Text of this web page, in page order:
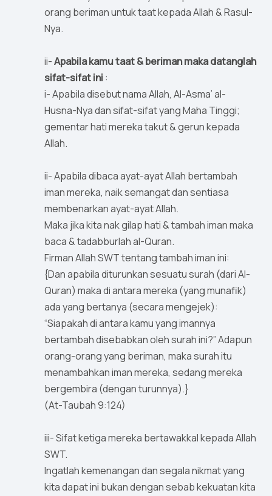
orang beriman untuk taat kepada Allah & Rasul-
Nya.
ii-Apabila kamu taat & beriman maka datanglah
sifat-sifat ini:
i- Apabila disebut nama Allah, Al-Asma’ al-
Husna-Nya dan sifat-sifat yang Maha Tinggi;
gementar hati mereka takut & gerun kepada
Allah.
ii- Apabila dibaca ayat-ayat Allah bertambah
iman mereka, naik semangat dan sentiasa
membenarkan ayat-ayat Allah.
Maka jika kita nak gilap hati & tambah iman maka
baca & tadabburlah al-Quran.
Firman Allah SWT tentang tambah iman ini:
{Dan apabila diturunkan sesuatu surah (dari Al-
Quran) maka di antara mereka (yang munafik)
ada yang bertanya (secara mengejek):
“Siapakah di antara kamu yang imannya
bertambah disebabkan oleh surah ini?” Adapun
orang-orang yang beriman, maka surah itu
menambahkan iman mereka, sedang mereka
bergembira (dengan turunnya).}
(At-Taubah 9:124)
iii- Sifat ketiga mereka bertawakkal kepada Allah
SWT.
Ingatlah kemenangan dan segala nikmat yang
kita dapat ini bukan dengan sebab kekuatan kita